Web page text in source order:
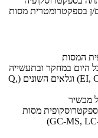
ן בספקטרומטרית מסות
המסות
היום במחקר ובתעשייה
[מקורות יונים (EI, CI, ESI, APCI, MALDI) וגלאים השונים (Q,
מכשיר
מסות